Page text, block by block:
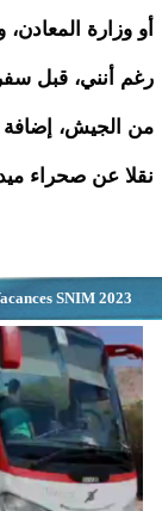
أو وزارة
رغم أنني، قبل
من الجيش،
نقلا عن صحراء
SNIM 2023